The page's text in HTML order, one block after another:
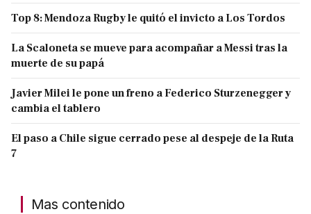
Top 8: Mendoza Rugby le quitó el invicto a Los Tordos
La Scaloneta se mueve para acompañar a Messi tras la
muerte de su papá
Javier Milei le pone un freno a Federico Sturzenegger y
cambia el tablero
El paso a Chile sigue cerrado pese al despeje de la Ruta
7
Mas contenido